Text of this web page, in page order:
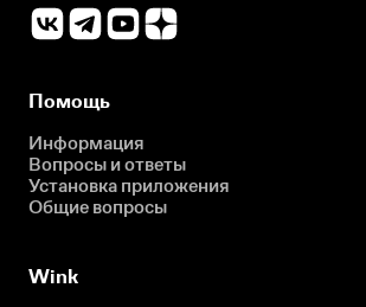
Помощь
Информация
Вопросы и ответы
Установка приложения
Общие вопросы
Wink